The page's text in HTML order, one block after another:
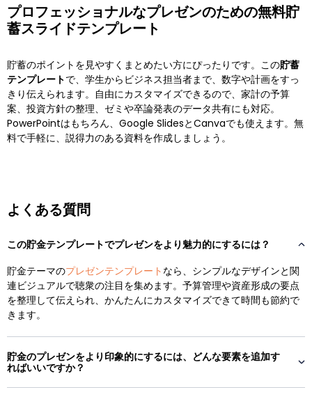
プロフェッショナルなプレゼンのための無料貯
蓄スライドテンプレート
貯蓄のポイントを見やすくまとめたい方にぴったりです。この貯蓄
テンプレートで、学生からビジネス担当者まで、数字や計画をすっ
きり伝えられます。自由にカスタマイズできるので、家計の予算
案、投資方針の整理、ゼミや卒論発表のデータ共有にも対応。
PowerPointはもちろん、Google SlidesとCanvaでも使えます。無
料で手軽に、説得力のある資料を作成しましょう。
よくある質問
この貯金テンプレートでプレゼンをより魅力的にするには？
貯金テーマのプレゼンテンプレート なら、シンプルなデザインと関
連ビジュアルで聴衆の注目を集めます。予算管理や資産形成の要点
を整理して伝えられ、かんたんにカスタマイズできて時間も節約で
きます。
貯金のプレゼンをより印象的にするには、どんな要素を追加す
ればいいですか？